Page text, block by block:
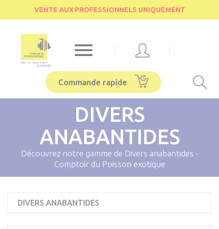
VENTE AUX PROFESSIONNELS UNIQUEMENT

Commande rapide
DIVERS
ANABANTIDES
Découvrez notre gamme de Divers anabantides -
Comptoir du Poisson exotique
DIVERS ANABANTIDES